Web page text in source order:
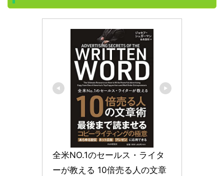
全米NO.1のセールス・ライタ
ーが教える 10倍売る人の文章